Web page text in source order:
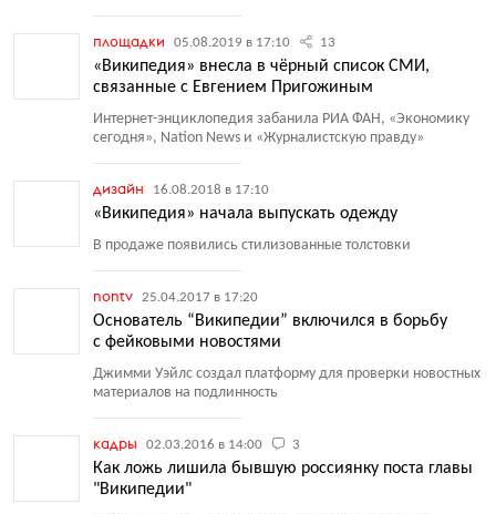
площадки 05.08.2019 в 17:10 13
«Википедия» внесла в чёрный список СМИ,
связанные с Евгением Пригожиным
Интернет-энциклопедия забанила РИА ФАН, «Экономику
сегодня», Nation News и «Журналистскую правду»
дизайн 16.08.2018 в 17:10
«Википедия» начала выпускать одежду
В продаже появились стилизованные толстовки
nontv 25.04.2017 в 17:20
Основатель “Википедии” включился в борьбу
с фейковыми новостями
Джимми Уэйлс создал платформу для проверки новостных
материалов на подлинность
кадры 02.03.2016 в 14:00 3
Как ложь лишила бывшую россиянку поста главы
"Википедии"